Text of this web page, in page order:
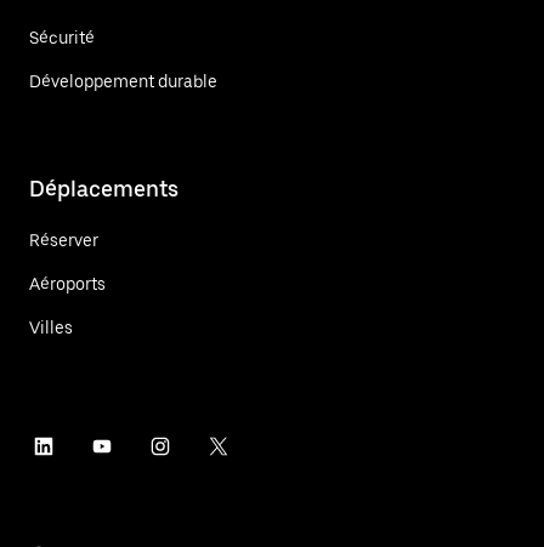
Sécurité
Développement durable
Déplacements
Réserver
Aéroports
Villes